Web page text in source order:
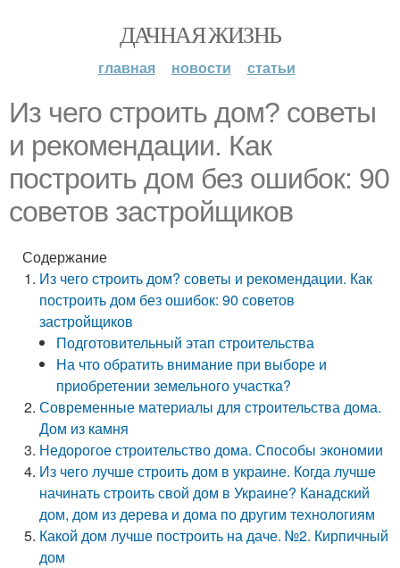
ДАЧНАЯ ЖИЗНЬ
главная новости статьи
Из чего строить дом? советы
и рекомендации. Как
построить дом без ошибок: 90
советов застройщиков
Содержание
Из чего строить дом? советы и рекомендации. Как
построить дом без ошибок: 90 советов
застройщиков
Подготовительный этап строительства
На что обратить внимание при выборе и
приобретении земельного участка?
Современные материалы для строительства дома.
Дом из камня
Недорогое строительство дома. Способы экономии
Из чего лучше строить дом в украине. Когда лучше
начинать строить свой дом в Украине? Канадский
дом, дом из дерева и дома по другим технологиям
Какой дом лучше построить на даче. №2. Кирпичный
дом